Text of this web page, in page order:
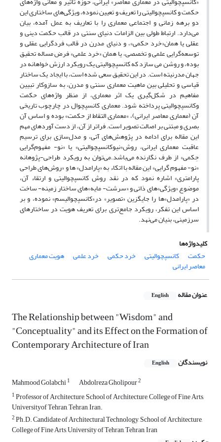
حکمت و کانسپچوالیتی را تعریف و تعیین نموده، ویژگی‌های ساختاری این
دو برهه زمانی و اجتماعی معماری را با تعاریف به عمل آمده، بیان
می‌دارد. ارتباط طولی بین الزامات دنیای سنتی در قالب حکمت دینی و
عقلی یا همان«خرد حکمی»، و دنیای مدرن در قالب فردگرایی عقلی و
توسعه‌گرایی علمی و تخصصی، یا همان «خرد علمی» فرض مساله تحقیق
بوده، و روشن می سازد که کانسپچوالیتی یک رویکرد ارزش خواهانه در
جهان مدرنیته است. در این تحقیق سعی شده است، با ایجاد یک ساختار
قیاسی و تحلیلی بین ماهیت معماری سنتی و مدرن، به سازوکار تبیین
مفاهیم در شکل‌گیری یک اثر معماری، از منظر واژه‌های حکمت
وکانسپچوالیتی پرداخته شود. معماری کانسپچوال در چارچوب تاریخی
آن (معماری معاصر ایرانی)، «معماری التقاط از حکمت» بوده و اساس آن
بصری و مبتنی بر اصالت تصویر است. فراتر از آن، از دست آوردهای مهم
این مقاله برای ادامه در پژوهش‌های آتی، و مدل‌سازی برای ترسیم
عاقبت معماری ایرانی، روش«نیوکانسپچوالیتی» یا «نو- مفهوم‌گرایی
حِکمی» از طرف نگارنده می‌باشد.می‌توان به رویکرد طراحی-پژوهانه
«نو- مفهوم گرایی» این مقاله با اتکاء به «پارامدل» ها و «روش‌های طراحی
پارامتری» اشاره نمود که در نقد روش کانسپچوالیتی و ارتقاء آن،
موضوع «ویژگی»های ذاتی و «سرشت- مایه»های ساختار زمینه- ساخت
در «پارامدل»ها را جایگزین «تصویر» در«کانسپچوالیسم» نموده، و بر
اساس این تفکر، رویکرد جامع‌تری برای تعریف هویت در ساختارهای
سرزمینی، بنیان می‌‎نهد.
کلیدواژه‌ها
حکمت
کانسپچوالیتی خرد حکمی خرد علمی هویت معماری
معاصر ایرانی
عنوان مقاله English
The Relationship between "Wisdom" and
"Conceptuality" and its Effect on the Formation of
Contemporary Architecture of Iran
نویسندگان English
Mahmood Golabchi1 Abdolreza Gholipour2
1Professor of Architecture, School of Architecture, College of Fine Arts,
Universityof Tehran, Tehran, Iran.
2Ph.D. Candidate of Architectural Technology, School of Architecture,
College of Fine Arts, University of Tehran, Tehran, Iran